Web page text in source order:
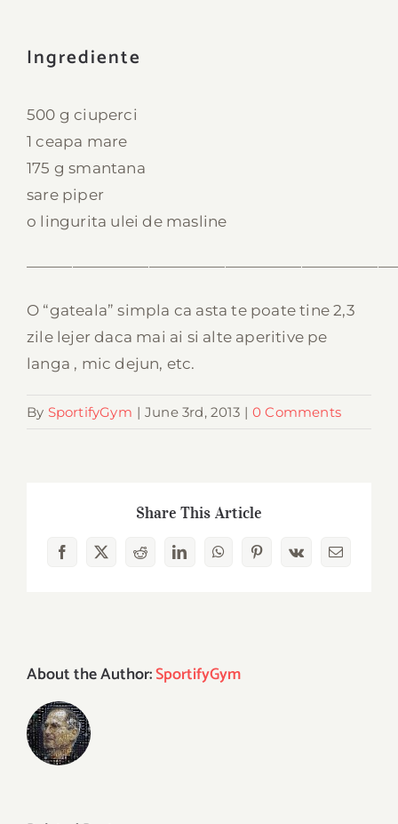
Ingrediente
500 g ciuperci
1 ceapa mare
175 g smantana
sare piper
o lingurita ulei de masline
O “gateala” simpla ca asta te poate tine 2,3
zile lejer daca mai ai si alte aperitive pe
langa , mic dejun, etc.
By SportifyGym | June 3rd, 2013 | 0 Comments
Share This Article
Facebook
X RedditLinkedInWhatsAppPinterest
Vk Email
About the Author:SportifyGym